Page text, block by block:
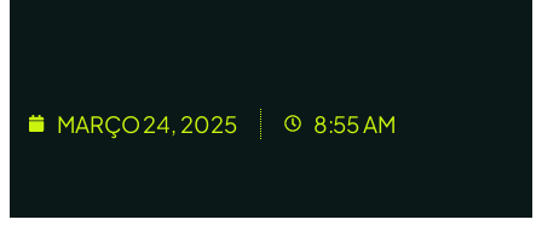
MARÇO 24, 2025 8:55 AM